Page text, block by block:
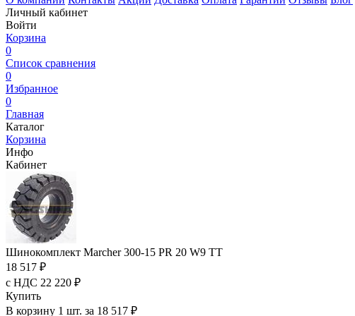
Личный кабинет
Войти
Корзина
0
Список сравнения
0
Избранное
0
Главная
Каталог
Корзина
Инфо
Кабинет
Шинокомплект Marcher 300-15 PR 20 W9 TT
18 517 ₽
с НДС 22 220 ₽
Купить
В корзину 1 шт. за 18 517 ₽